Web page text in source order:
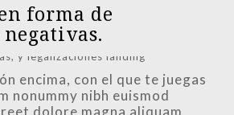
forma de
encima, con el que te juegas
nonummy nibh euismod
dolore magna aliquam